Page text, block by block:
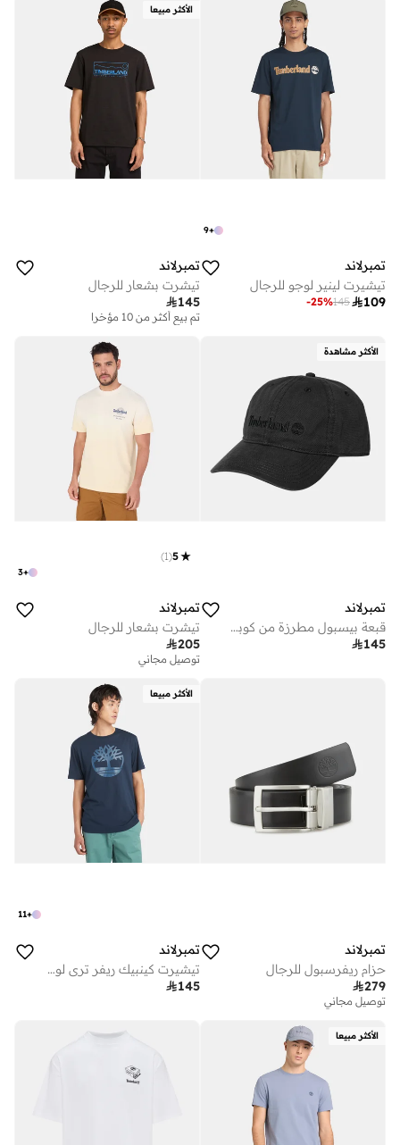
+
9
تمبرلاند
تيشيرت لينير لوجو للرجال
109
145
-25%
الأكثر مبيعا
تمبرلاند
تيشرت بشعار للرجال
145
تم بيع أكثر من 10 مؤخرا
على وشك النفاد
الأكثر مشاهدة
تمبرلاند
قبعة بيسبول مطرزة من كوبر هيل
145
+
3
5
(
1
)
تمبرلاند
تيشرت بشعار للرجال
205
توصيل مجاني
تمبرلاند
حزام ريفرسبول للرجال
279
توصيل مجاني
الأكثر مبيعا
+
11
تمبرلاند
تيشيرت كينبيك ريفر تري لوجو للرجال
145
الأكثر مبيعا